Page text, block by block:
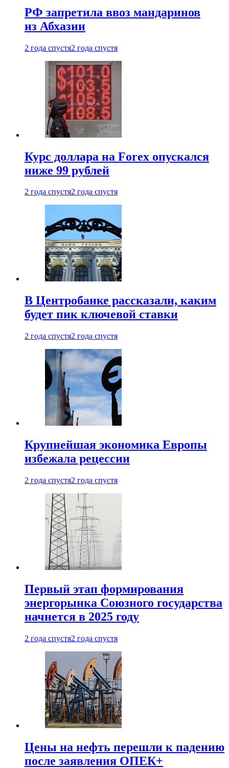
РФ запретила ввоз мандаринов
из Абхазии
2 года спустя2 года спустя
Курс доллара на Forex опускался
ниже 99 рублей
2 года спустя2 года спустя
В Центробанке рассказали, каким
будет пик ключевой ставки
2 года спустя2 года спустя
Крупнейшая экономика Европы
избежала рецессии
2 года спустя2 года спустя
Первый этап формирования
энергорынка Союзного государства
начнется в 2025 году
2 года спустя2 года спустя
Цены на нефть перешли к падению
после заявления ОПЕК+